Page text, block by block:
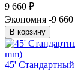
9 660 ₽
Экономия -9 660
В корзину
45'